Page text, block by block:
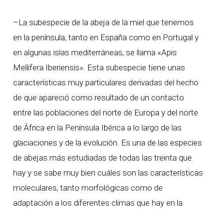
–La subespecie de la abeja de la miel que tenemos
en la península, tanto en España como en Portugal y
en algunas islas mediterráneas, se llama «Apis
Mellifera Iberiensis». Esta subespecie tiene unas
características muy particulares derivadas del hecho
de que apareció como resultado de un contacto
entre las poblaciones del norte de Europa y del norte
de África en la Península Ibérica a lo largo de las
glaciaciones y de la evolución. Es una de las especies
de abejas más estudiadas de todas las treinta que
hay y se sabe muy bien cuáles son las características
moleculares, tanto morfológicas como de
adaptación a los diferentes climas que hay en la